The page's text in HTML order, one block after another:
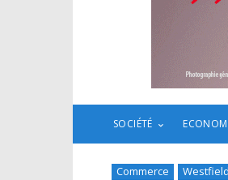
SOCIÉTÉ
Commerce